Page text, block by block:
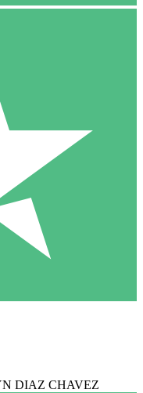
DIAZ CHAVEZ